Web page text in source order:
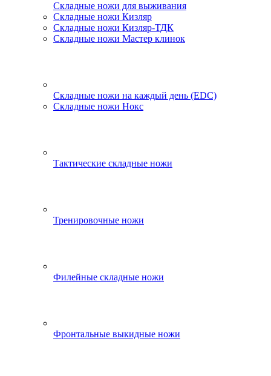
Складные ножи для выживания
Складные ножи Кизляр
Складные ножи Кизляр-ТДК
Складные ножи Мастер клинок
Складные ножи на каждый день (EDC)
Складные ножи Нокс
Тактические складные ножи
Тренировочные ножи
Филейные складные ножи
Фронтальные выкидные ножи